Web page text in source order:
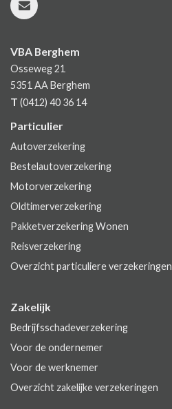
VBA Berghem
Osseweg 21
5351 AABerghem
T (0412) 40 36 14
Particulier
Autoverzekering
Bestelautoverzekering
Motorverzekering
Oldtimerverzekering
Pakketverzekering Wonen
Reisverzekering
Overzicht particuliere verzekeringen
Zakelijk
Bedrijfsschadeverzekering
Voor de ondernemer
Voor de werknemer
Overzicht zakelijke verzekeringen